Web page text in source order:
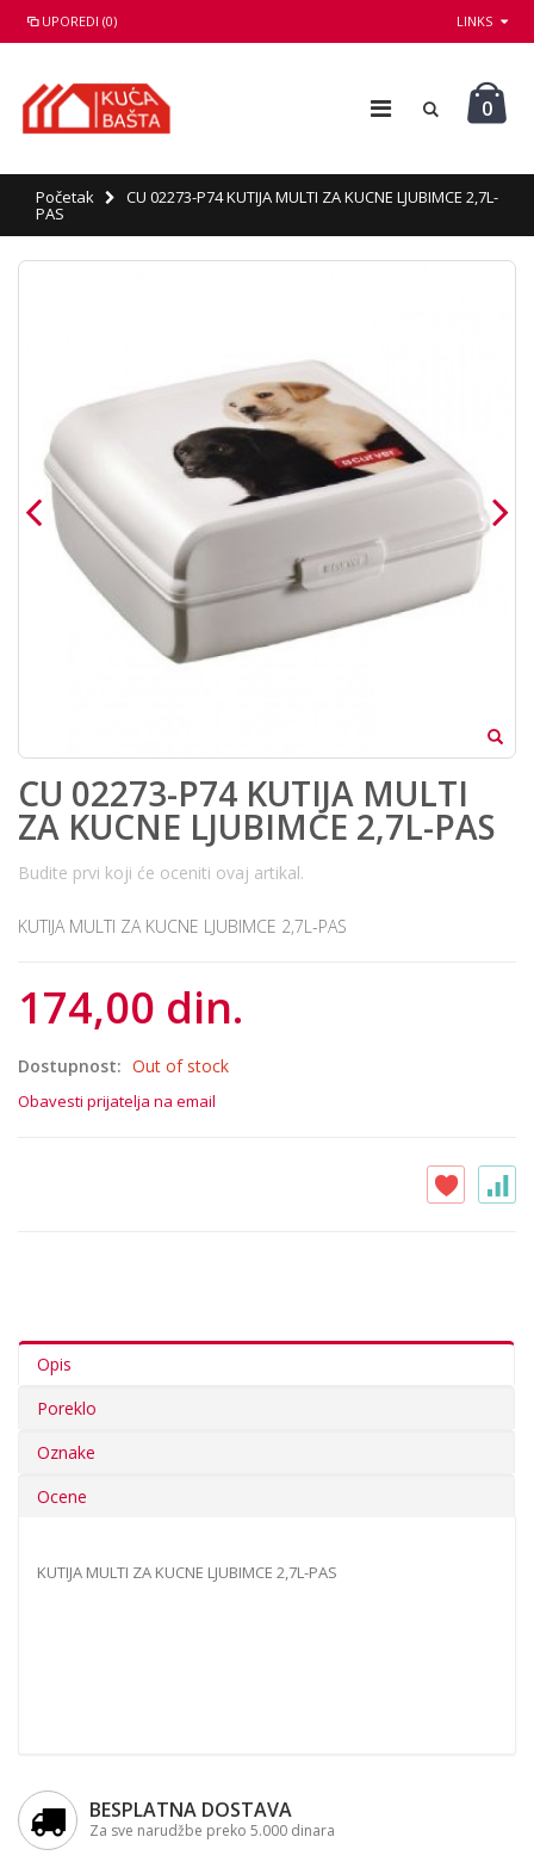
UPOREDI (0) LINKS
0
Početak CU 02273-P74 KUTIJA MULTI ZA KUCNE LJUBIMCE 2,7L-
PAS
CU 02273-P74 KUTIJA MULTI
ZA KUCNE LJUBIMCE 2,7L-PAS
Budite prvi koji će oceniti ovaj artikal.
KUTIJA MULTI ZA KUCNE LJUBIMCE 2,7L-PAS
174,00 din.
Dostupnost: Out of stock
Obavesti prijatelja na email
Opis
Poreklo
Oznake
Ocene
KUTIJA MULTI ZA KUCNE LJUBIMCE 2,7L-PAS
BESPLATNA DOSTAVA
Za sve narudžbe preko 5.000 dinara